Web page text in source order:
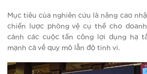
Mục tiêu của nghiên cứu là nâng cao
chiến lược phòng vệ cụ thể cho
cảnh các cuộc tấn công lợi dụng hạ
mạnh cả về quy mô lẫn độ tinh vi.